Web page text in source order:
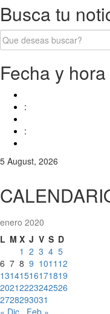
Busca tu
Fecha y hora
:
:
5 August, 2026
enero 2020
L M X J V S D
1 2 3 4 5
6 7 8 9 1011 12
13141516171819
20212223242526
2728293031